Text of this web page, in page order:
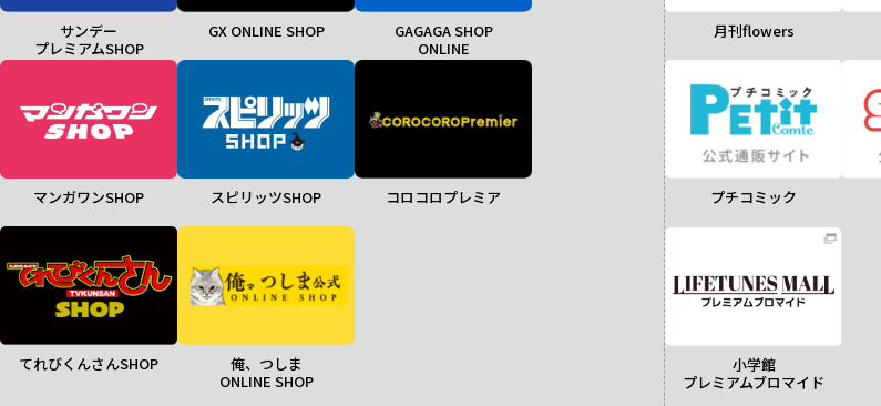
サンデー
プレミアムSHOP
GX ONLINE SHOP
GAGAGA SHOP
ONLINE
マンガワンSHOP スピリッツSHOP コロコロプレミア
てれびくんさんSHOP
俺、つしま
ONLINE SHOP
月刊flowers
プチコミック
小学館
プレミアムブロマイド